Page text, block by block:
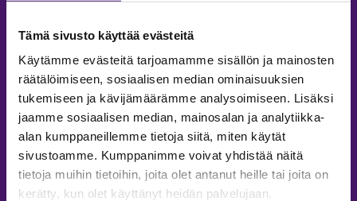
Tämä sivusto käyttää evästeitä
Käytämme evästeitä tarjoamamme sisällön ja mainosten
räätälöimiseen, sosiaalisen median ominaisuuksien
tukemiseen ja kävijämäärämme analysoimiseen. Lisäksi
jaamme sosiaalisen median, mainosalan ja analytiikka-
alan kumppaneillemme tietoja siitä, miten käytät
sivustoamme. Kumppanimme voivat yhdistää näitä
tietoja muihin tietoihin, joita olet antanut heille tai joita on
kerätty, kun olet käyttänyt heidän palvelujaan.
MAJOITUS